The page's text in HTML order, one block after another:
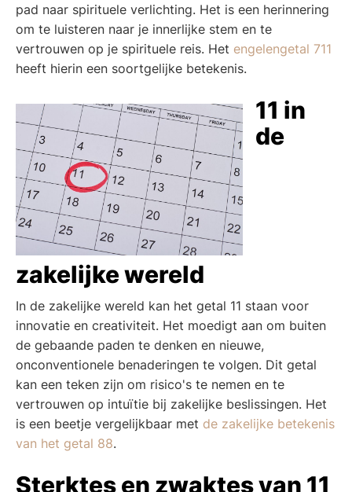
pad naar spirituele verlichting. Het is een herinnering
om te luisteren naar je innerlijke stem en te
vertrouwen op je spirituele reis. Het engelengetal 711
heeft hierin een soortgelijke betekenis.
11 in
de
zakelijke wereld
In de zakelijke wereld kan het getal 11 staan voor
innovatie en creativiteit. Het moedigt aan om buiten
de gebaande paden te denken en nieuwe,
onconventionele benaderingen te volgen. Dit getal
kan een teken zijn om risico's te nemen en te
vertrouwen op intuïtie bij zakelijke beslissingen. Het
is een beetje vergelijkbaar met de zakelijke betekenis
van het getal 88.
Sterktes en zwaktes van 11